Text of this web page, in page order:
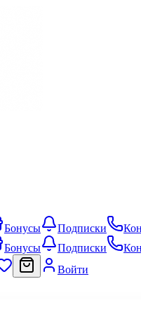
Бонусы Подписки
Бонусы Подписки
Войти